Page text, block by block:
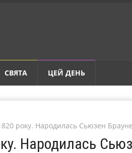
СВЯТА ЦЕЙ ДЕНЬ
року. Народилась Сьюзен
Народилась